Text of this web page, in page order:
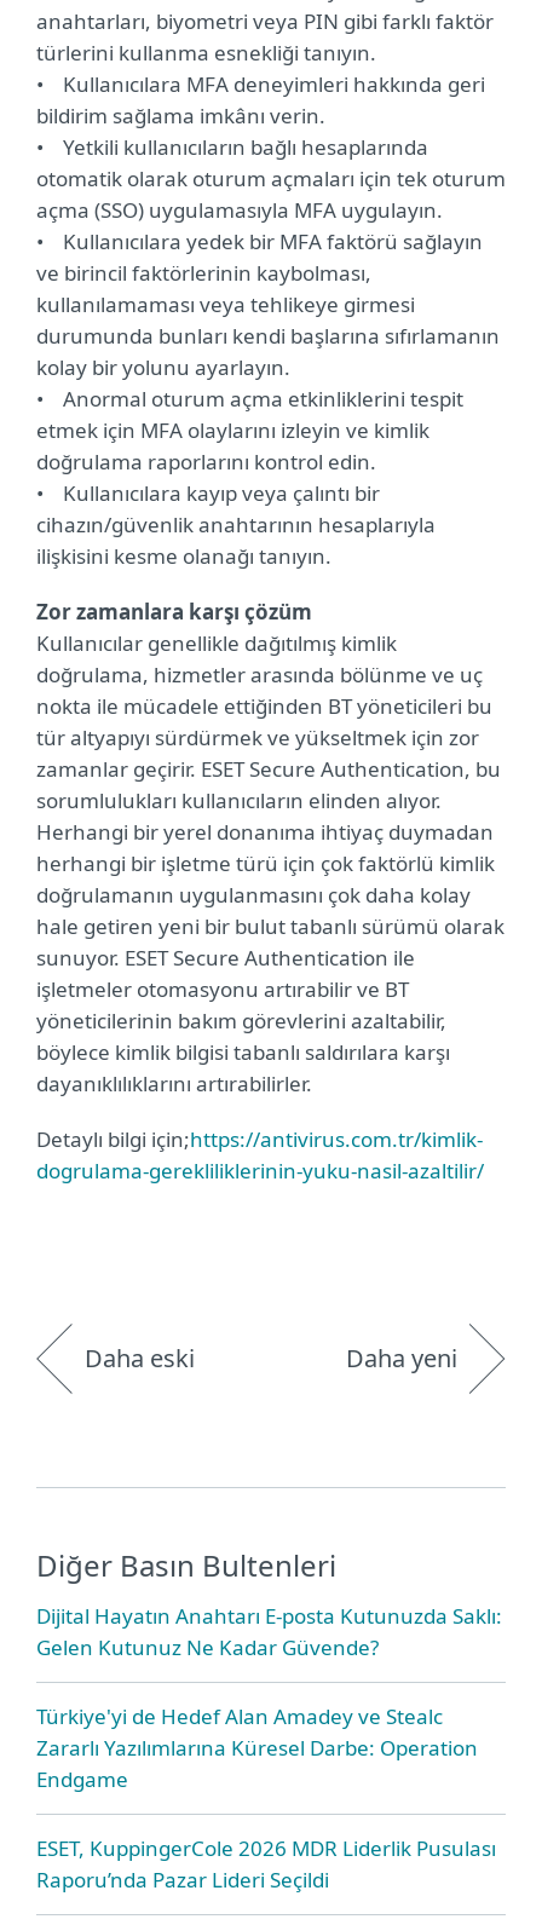
anahtarları, biyometri veya PIN gibi farklı faktör
türlerini kullanma esnekliği tanıyın.
• Kullanıcılara MFA deneyimleri hakkında geri
bildirim sağlama imkânı verin.
• Yetkili kullanıcıların bağlı hesaplarında
otomatik olarak oturum açmaları için tek oturum
açma (SSO) uygulamasıyla MFA uygulayın.
• Kullanıcılara yedek bir MFA faktörü sağlayın
ve birincil faktörlerinin kaybolması,
kullanılamaması veya tehlikeye girmesi
durumunda bunları kendi başlarına sıfırlamanın
kolay bir yolunu ayarlayın.
• Anormal oturum açma etkinliklerini tespit
etmek için MFA olaylarını izleyin ve kimlik
doğrulama raporlarını kontrol edin.
• Kullanıcılara kayıp veya çalıntı bir
cihazın/güvenlik anahtarının hesaplarıyla
ilişkisini kesme olanağı tanıyın.
Zor zamanlara karşı çözüm
Kullanıcılar genellikle dağıtılmış kimlik
doğrulama, hizmetler arasında bölünme ve uç
nokta ile mücadele ettiğinden BT yöneticileri bu
tür altyapıyı sürdürmek ve yükseltmek için zor
zamanlar geçirir. ESET Secure Authentication, bu
sorumlulukları kullanıcıların elinden alıyor.
Herhangi bir yerel donanıma ihtiyaç duymadan
herhangi bir işletme türü için çok faktörlü kimlik
doğrulamanın uygulanmasını çok daha kolay
hale getiren yeni bir bulut tabanlı sürümü olarak
sunuyor. ESET Secure Authentication ile
işletmeler otomasyonu artırabilir ve BT
yöneticilerinin bakım görevlerini azaltabilir,
böylece kimlik bilgisi tabanlı saldırılara karşı
dayanıklılıklarını artırabilirler.
Detaylı bilgi için;https://antivirus.com.tr/kimlik-
dogrulama-gerekliliklerinin-yuku-nasil-azaltilir/
Daha eski Daha yeni
Diğer Basın Bultenleri
Dijital Hayatın Anahtarı E-posta Kutunuzda Saklı:
Gelen Kutunuz Ne Kadar Güvende?
Türkiye'yi de Hedef Alan Amadey ve Stealc
Zararlı Yazılımlarına Küresel Darbe: Operation
Endgame
ESET, KuppingerCole 2026 MDR Liderlik Pusulası
Raporu’nda Pazar Lideri Seçildi